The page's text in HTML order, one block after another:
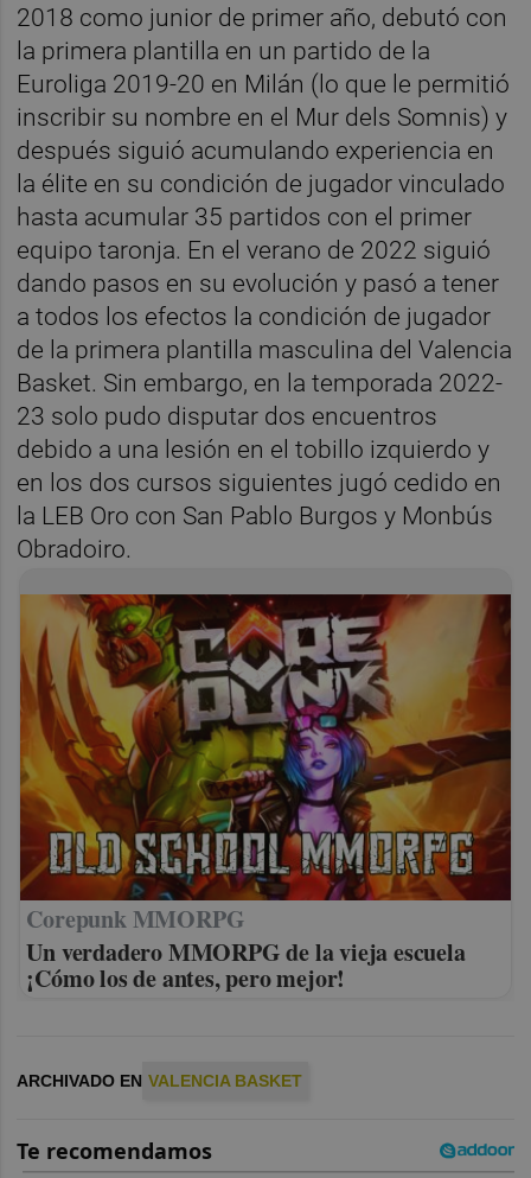
2018 como junior de primer año, debutó con
la primera plantilla en un partido de la
Euroliga 2019-20 en Milán (lo que le permitió
inscribir su nombre en el Mur dels Somnis) y
después siguió acumulando experiencia en
la élite en su condición de jugador vinculado
hasta acumular 35 partidos con el primer
equipo taronja. En el verano de 2022 siguió
dando pasos en su evolución y pasó a tener
a todos los efectos la condición de jugador
de la primera plantilla masculina del Valencia
Basket. Sin embargo, en la temporada 2022-
23 solo pudo disputar dos encuentros
debido a una lesión en el tobillo izquierdo y
en los dos cursos siguientes jugó cedido en
la LEB Oro con San Pablo Burgos y Monbús
Obradoiro.
Corepunk MMORPG
Un verdadero MMORPG de la vieja escuela
¡Cómo los de antes, pero mejor!
ARCHIVADO EN VALENCIA BASKET